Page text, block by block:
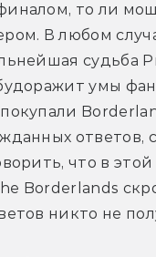
то ли
В любом
судьба
умы
ответов,
что в
Borderlands
никто не